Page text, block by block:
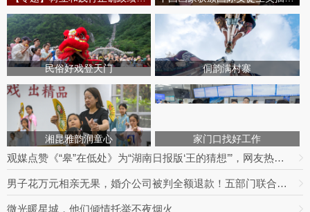
民俗好戏登天门 侗韵满村寨
湘昆雅韵润童心 家门口找好工作
观媒点赞《“皋”在低处》为“湖南日报版‘王的猜想’”，网友热议：党报头版可以这么起标题
男子花万元相亲无果，婚介公司被判全额退款！五部门联合整治婚介七大乱象
微光暖星城，他们倾情托举不夜烟火